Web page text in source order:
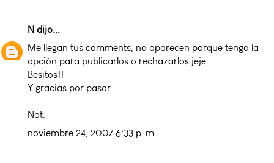
N dijo...
Me llegan tus comments, no aparecen porque tengo la
opción para publicarlos o rechazarlos jeje
Besitos!!
Y gracias por pasar
Nat.-
noviembre 24, 2007 6:33 p. m.